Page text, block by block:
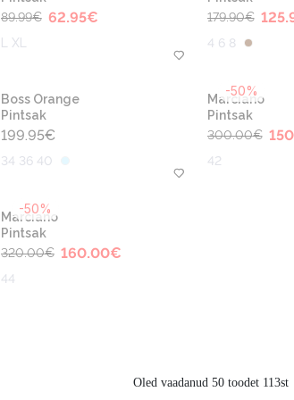
89.99€ 62.95€
L XL
179.90€
4 6 8
Boss Orange
Pintsak
199.95€
34 36 40
-50%
Marciano
Pintsak
300.00€
42
-50%
Marciano
Pintsak
320.00€ 160.00€
44
Oled vaadanud 50 toodet 113st